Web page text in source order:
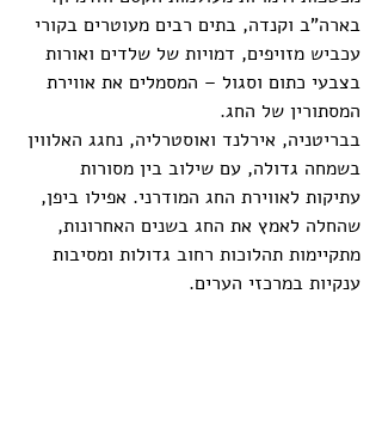
בארה"ב וקנדה, בתים רבים מעוטרים בקורי
עכביש מזויפים, דמויות של שלדים ואורות
בצבעי כתום וסגול – המסמלים את אווירת
המסתורין של החג.
בבריטניה, אירלנד ואוסטרליה, נחגג האלווין
בשמחה גדולה, עם שילוב בין מסורות
עתיקות לאווירת החג המודרני. אפילו ביפן,
שהחלה לאמץ את החג בשנים האחרונות,
מתקיימות תהלוכות רחוב גדולות ומסיבות
ענקיות במרכזי הערים.